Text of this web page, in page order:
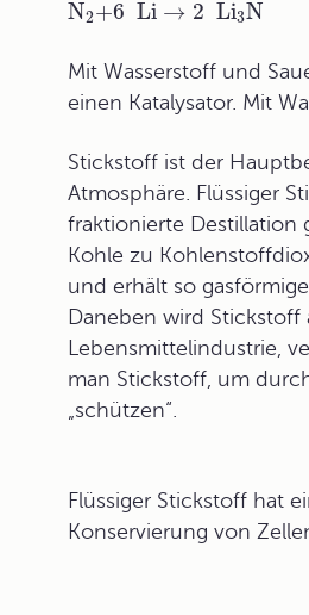
N2+6 Li → 2 Li3N
Mit Wasserstoff und
einen Katalysator. Mit
Stickstoff ist der
Atmosphäre. Flüssiger
fraktionierte Destillation
Kohle zu
und erhält so
Daneben wird Stickstoff
Lebensmittelindustrie,
man Stickstoff, um
„schützen“.
Flüssiger Stickstoff hat
Konservierung von